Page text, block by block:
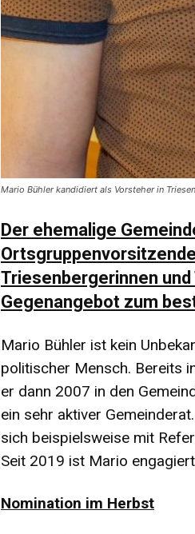
Mario Bühler kandidiert als Vorsteher in
Der ehemalige
Triesenbergerinnen
Gegenangebot zum
Mario Bühler ist kein
politischer Mensch. Bereits
er dann 2007 in den
ein sehr aktiver
sich beispielsweise mit
Seit 2019 ist Mario
Nomination im Herbst